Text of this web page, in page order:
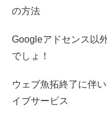
の方法
Googleアドセンス以
でしょ！
ウェブ魚拓終了に伴
イブサービス